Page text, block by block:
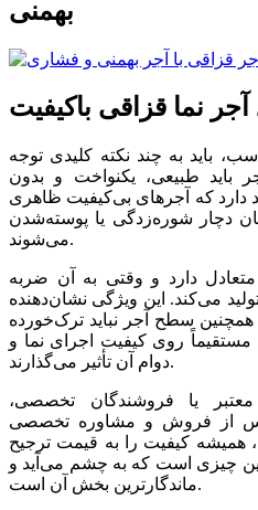
بهمنی
نما قزاقی باکیفیت
باید به چند نکته کلیدی توجه
باید طبیعی، یکنواخت و بدون
دارد که آجرهای بی‌کیفیت ظاهری
دچار شوره‌زدگی یا پوسته‌شدن
می‌شوند.
دارد و وقتی به آن ضربه
می‌کند. این ویژگی نشان‌دهنده
سطح آجر نباید ترک‌خورده
مستقیماً روی کیفیت اجرای نما و
دوام آن تأثیر می‌گذارند.
معتبر یا فروشندگان تخصصی،
پس از فروش و مشاوره تخصصی
همیشه کیفیت را به قیمت ترجیح
چیزی است که به چشم می‌آید و
ماندگارترین بخش آن است.